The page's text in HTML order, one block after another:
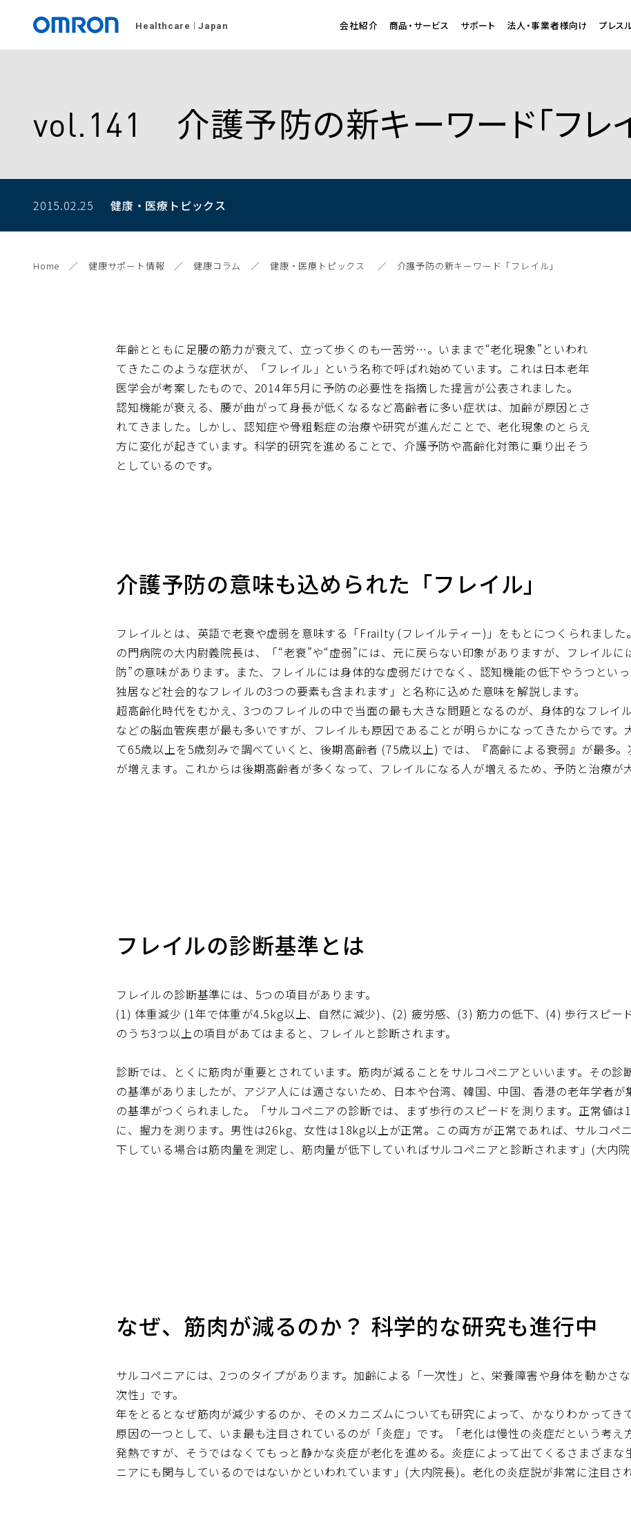
Healthcare Japan 会社紹介 商品・サービス サポート 法人・事業者様向け プレス
vol.141 介護予防の新キーワード「フレ
2015.02.25 健康・医療トピックス
Home 健康サポート情報 健康コラム 健康・医療トピックス 介護予防の新キーワード「フレイル」
年齢とともに足腰の筋力が衰えて、立って歩くのも一苦労…。いままで“老化現象”といわれ
てきたこのような症状が、「フレイル」という名称で呼ばれ始めています。これは日本老年
医学会が考案したもので、2014年5月に予防の必要性を指摘した提言が公表されました。
認知機能が衰える、腰が曲がって身長が低くなるなど高齢者に多い症状は、加齢が原因とさ
れてきました。しかし、認知症や骨粗鬆症の治療や研究が進んだことで、老化現象のとらえ
方に変化が起きています。科学的研究を進めることで、介護予防や高齢化対策に乗り出そう
としているのです。
介護予防の意味も込められた「フレイル」
フレイルとは、英語で老衰や虚弱を意味する「Frailty (フレイルティー)」をもとにつくられまし
の門病院の大内尉義院長は、「“老衰”や“虚弱”には、元に戻らない印象がありますが、フレイル
防”の意味があります。また、フレイルには身体的な虚弱だけでなく、認知機能の低下やうつとい
独居など社会的なフレイルの3つの要素も含まれます」と名称に込めた意味を解説します。
超高齢化時代をむかえ、3つのフレイルの中で当面の最も大きな問題となるのが、身体的なフレイ
などの脳血管疾患が最も多いですが、フレイルも原因であることが明らかになってきたからです
て65歳以上を5歳刻みで調べていくと、後期高齢者 (75歳以上) では、『高齢による衰弱』が最多。
が増えます。これからは後期高齢者が多くなって、フレイルになる人が増えるため、予防と治療が
フレイルの診断基準とは
フレイルの診断基準には、5つの項目があります。
(1) 体重減少 (1年で体重が4.5kg以上、自然に減少)、(2) 疲労感、(3) 筋力の低下、(4) 歩行スピー
のうち3つ以上の項目があてはまると、フレイルと診断されます。
診断では、とくに筋肉が重要とされています。筋肉が減ることをサルコペニアといいます。その
の基準がありましたが、アジア人には適さないため、日本や台湾、韓国、中国、香港の老年学者が
の基準がつくられました。「サルコペニアの診断では、まず歩行のスピードを測ります。正常値
に、握力を測ります。男性は26kg、女性は18kg以上が正常。この両方が正常であれば、サルコペ
下している場合は筋肉量を測定し、筋肉量が低下していればサルコペニアと診断されます」(大内院
なぜ、筋肉が減るのか？ 科学的な研究も進行中
サルコペニアには、2つのタイプがあります。加齢による「一次性」と、栄養障害や身体を動かさ
次性」です。
年をとるとなぜ筋肉が減少するのか、そのメカニズムについても研究によって、かなりわかってき
原因の一つとして、いま最も注目されているのが「炎症」です。「老化は慢性の炎症だという考え
発熱ですが、そうではなくてもっと静かな炎症が老化を進める。炎症によって出てくるさまざま
ニアにも関与しているのではないかといわれています」(大内院長)。老化の炎症説が非常に注目され